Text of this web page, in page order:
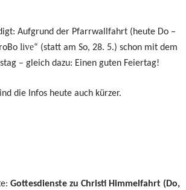
Aufgrund der Pfarrwallfahrt (heute Do –
live“ (statt am So, 28. 5.) schon mit dem
– gleich dazu: Einen guten Feiertag!
die Infos heute auch kürzer.
Gottesdienste zu Christi Himmelfahrt (Do,